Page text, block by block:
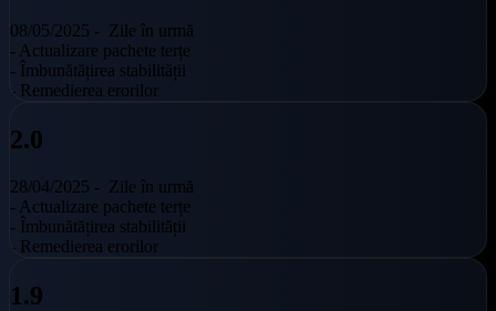
08/05/2025 - Zile în urmă
- Actualizare pachete terțe
- Îmbunătățirea stabilității
- Remedierea erorilor
2.0
28/04/2025 - Zile în urmă
- Actualizare pachete terțe
- Îmbunătățirea stabilității
- Remedierea erorilor
1.9